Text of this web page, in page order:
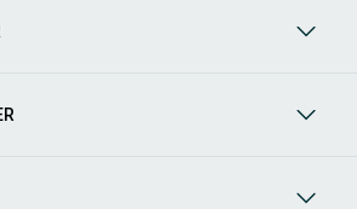
baru maupun bekas dengan kondisi
tampilan dan fungsionalitas mobil
seperti sarung jok dan karpet, hingga